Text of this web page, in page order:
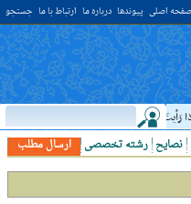
صفحه اصلی پیوندها درباره ما ارتباط با ما جستجو
عالِما فَکُن لَهُ خادِما ؛ هرگاه دانشمندى
ارسال مطلب
رشته تخصصی نصایح